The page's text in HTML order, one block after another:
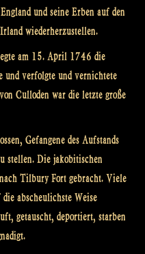
und seine Erben auf den
wiederherzustellen.
am 15. April 1746 die
und verfolgte und vernichtete
Culloden war die letzte große
Gefangene des Aufstands
stellen. Die jakobitischen
Tilbury Fort gebracht. Viele
abscheulichste Weise
getauscht, deportiert, starben